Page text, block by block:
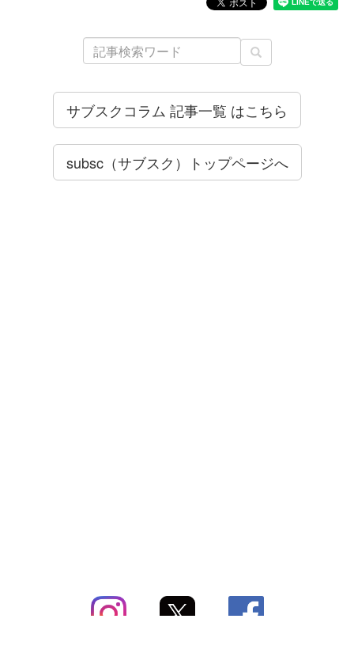
サブスクコラム 記事一覧 はこちら
subsc（サブスク）トップページへ